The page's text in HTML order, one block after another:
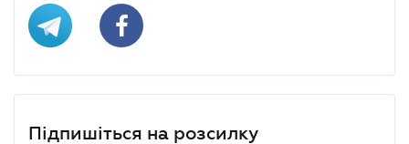
Підпишіться на розсилку